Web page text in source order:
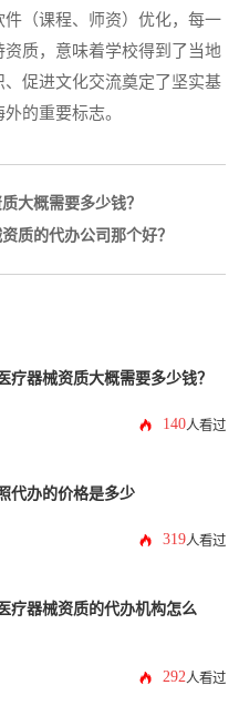
（课程、师资）优化，每一
质，意味着学校得到了当地
促进文化交流奠定了坚实基
的重要标志。
大概需要多少钱？
质的代办公司那个好？
疗器械资质大概需要多少钱？
140人看过
代办的价格是多少
319人看过
疗器械资质的代办机构怎么
292人看过